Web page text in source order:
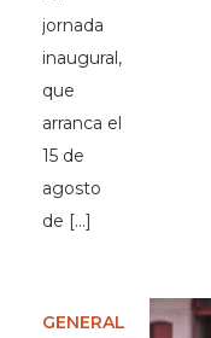
jornada
inaugural,
que
arranca el
15 de
agosto
de […]
GENERAL